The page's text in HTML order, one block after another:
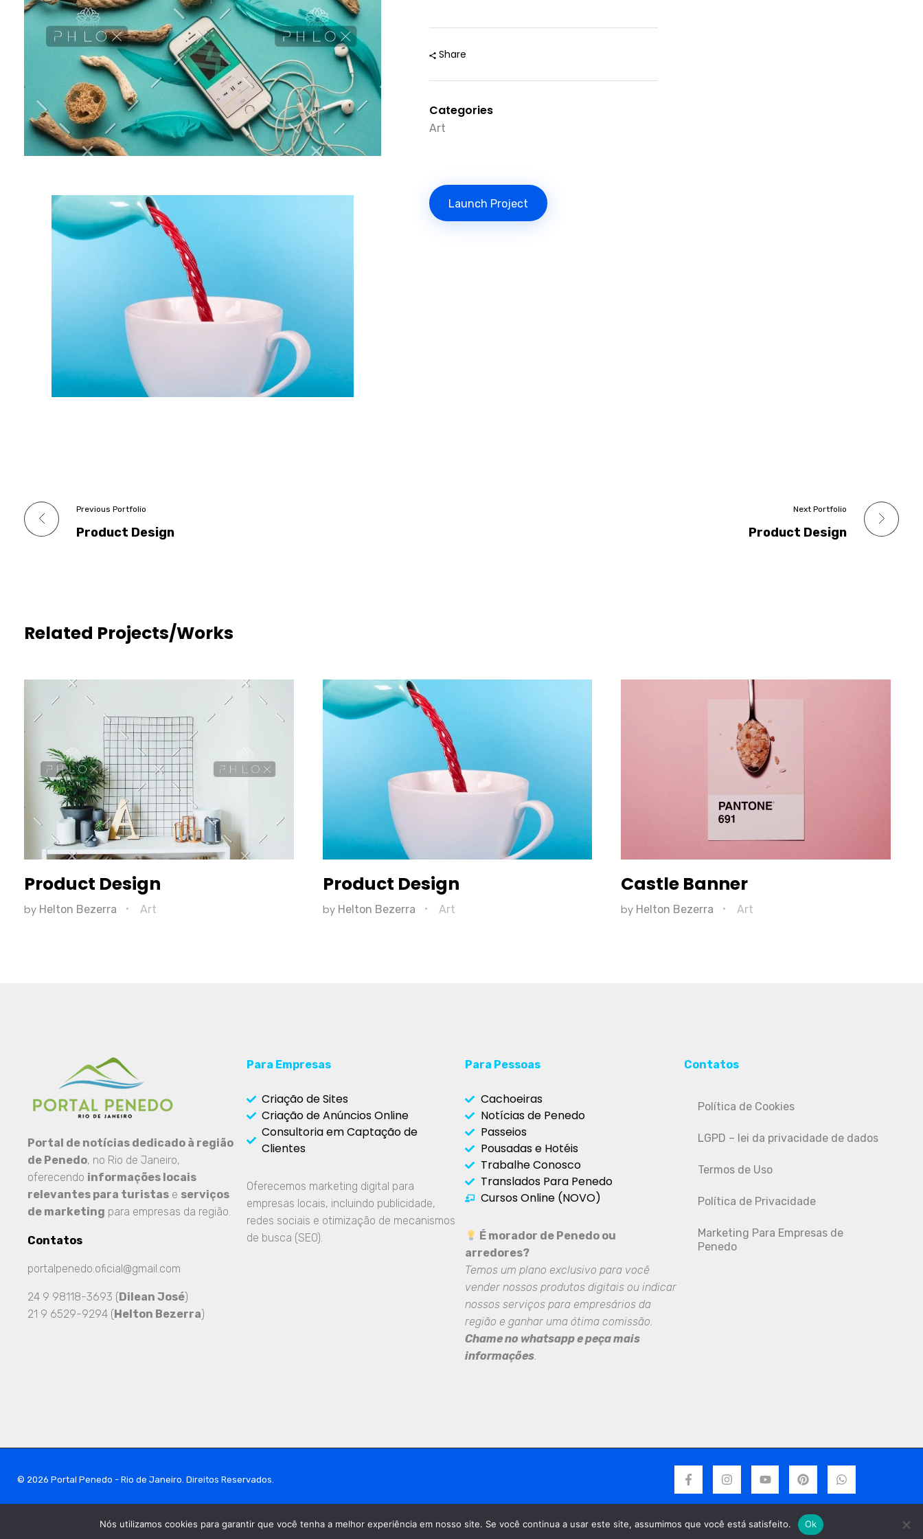
Share
Categories
Art
Launch Project
Previous Portfolio
Product Design
Next Portfolio
Product Design
Related Projects/Works
Product Design
by Helton Bezerra Art
Product Design
by Helton Bezerra Art
Castle Banner
by Helton Bezerra Art
Portal de notícias dedicado à região
de Penedo, no Rio de Janeiro,
oferecendo informações locais
relevantes para turistas e serviços
de marketing para empresas da região.
Contatos
portalpenedo.oficial@gmail.com
24 9 98118-3693 (Dilean José)
21 9 6529-9294 (Helton Bezerra)
Para Empresas
Criação de Sites
Criação de Anúncios Online
Consultoria em Captação de
Clientes
Oferecemos marketing digital para
empresas locais, incluindo publicidade,
redes sociais e otimização de mecanismos
de busca (SEO).
Para Pessoas
Cachoeiras
Notícias de Penedo
Passeios
Pousadas e Hotéis
Trabalhe Conosco
Translados Para Penedo
Cursos Online (NOVO)
É morador de Penedo ou
arredores?
Temos um plano exclusivo para você
vender nossos produtos digitais ou indicar
nossos serviços para empresários da
região e ganhar uma ótima comissão.
Chame no whatsapp e peça mais
informações.
Contatos
Política de Cookies
LGPD – lei da privacidade de dados
Termos de Uso
Política de Privacidade
Marketing Para Empresas de
Penedo
© 2026 Portal Penedo - Rio de Janeiro. Direitos Reservados.
Nós utilizamos cookies para garantir que você tenha a melhor experiência em nosso site. Se você continua a usar este site, assumimos que você está satisfeito. Ok